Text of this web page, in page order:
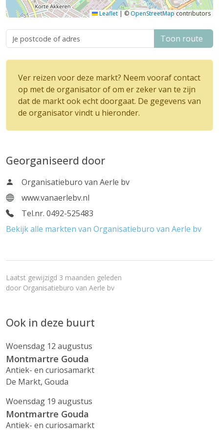
Leaflet |©OpenStreetMapcontributors
Toon route
Ver reizen voor deze markt? Neem vooraf contact
op met de organisator of om er zeker van te zijn
dat de markt ook echt doorgaat. De gegevens van
de organisator vindt u hieronder.
Georganiseerd door
Organisatieburo van Aerle bv
www.vanaerlebv.nl
Tel.nr. 0492-525483
Bekijk alle markten van Organisatieburo van Aerle bv
Laatst gewijzigd 3 maanden geleden
door Organisatieburo van Aerle bv
Ook in deze buurt
Woensdag 12 augustus
Montmartre Gouda
Antiek- en curiosamarkt
De Markt, Gouda
Woensdag 19 augustus
Montmartre Gouda
Antiek- en curiosamarkt